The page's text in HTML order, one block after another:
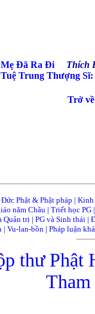
Mẹ Đã Ra Đi Thích
Tuệ Trung Thượng
Trở
Đức Phật & Phật pháp |
năm Châu| Triết học PG
Quản trị| PG và Sinh thái|
| Vu-lan-bồn | Pháp luận
thư Phật
Tham